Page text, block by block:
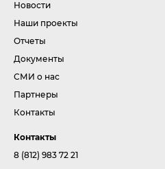
Новости
Наши проекты
Отчеты
Документы
СМИ о нас
Партнеры
Контакты
Контакты
8 (812) 983 72 21